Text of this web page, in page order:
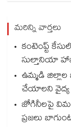
మరిన్ని వార్తలు
కంటెంప్ట్
సుల్తానియా
ఉమ్మడి
చేయాలని వైద్య
జోగినీలపై
ప్రజలు